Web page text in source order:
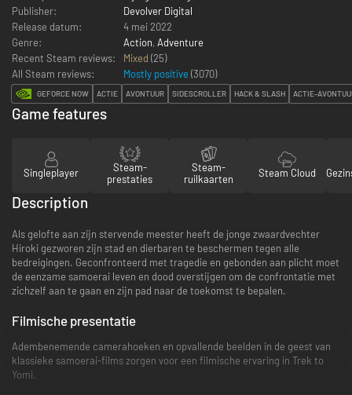
Publisher:
Devolver Digital
Release datum:
4 mei 2022
Genre:
Action, Adventure
Recent Steam reviews:
Mixed (25)
All Steam reviews:
Mostly positive (3070)
GEFORCE NOW ACTIE AVONTUUR SIDESCROLLER HACK & SLASH ACTIE-
Game features
Singleplayer
Steam-
prestaties
Steam-
ruilkaarten
Steam Cloud
Description
Als gelofte aan zijn stervende meester heeft de jonge zwaardvechter
Hiroki gezworen zijn stad en dierbaren te beschermen tegen alle
bedreigingen. Geconfronteerd met tragedie en gebonden aan plicht moet
de eenzame samoerai leven en dood overstijgen om de confrontatie met
zichzelf aan te gaan en zijn pad naar de toekomst te bepalen.
Filmische presentatie
Adembenemende camerahoeken en opvallende beelden in de geest van
klassieke samoerai-films zorgen voor een filmische ervaring in Trek to
Yomi.